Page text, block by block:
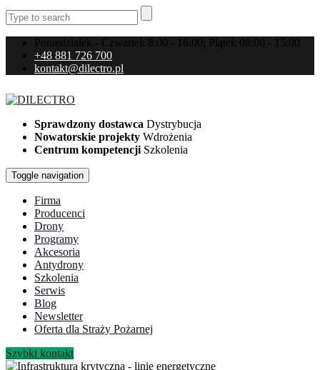
Poniedziałek - Czwartek 8:00 - 16:00; Piątek 08:00 - 15:00
+48 881 726 700
kontakt@dilectro.pl
Sprawdzony dostawca Dystrybucja
Nowatorskie projekty Wdrożenia
Centrum kompetencji Szkolenia
Toggle navigation
Firma
Producenci
Drony
Programy
Akcesoria
Antydrony
Szkolenia
Serwis
Blog
Newsletter
Oferta dla Straży Pożarnej
Szybki kontakt